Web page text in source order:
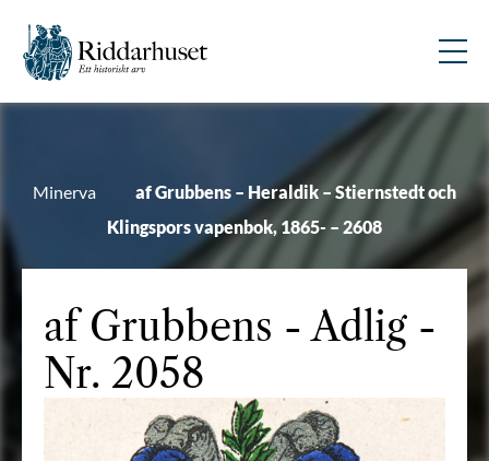
Minerva
af Grubbens – Heraldik – Stiernstedt och
Klingspors vapenbok, 1865- – 2608
af Grubbens - Adlig -
Nr. 2058